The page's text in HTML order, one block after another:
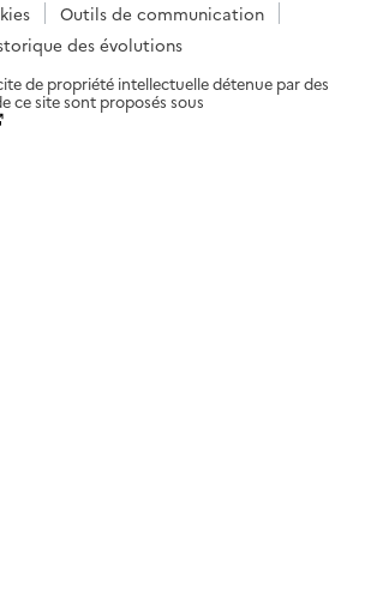
Outils de communication
des évolutions
de propriété intellectuelle détenue par des
ce site sont proposés sous